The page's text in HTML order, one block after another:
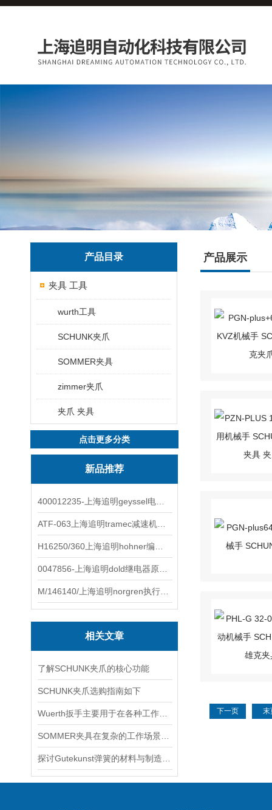
产品目录
夹具 工具
wurth工具
SCHUNK夹爪
SOMMER夹具
zimmer夹爪
夹爪 夹具
点击更多分类
新品推荐
相关文章
了解SCHUNK夹爪的核心功能
SCHUNK夹爪选购指南如下
产品展示
下一页 末